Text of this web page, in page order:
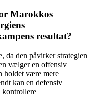
Marokkos
resultat?
da den påvirker strategien
vælger en offensiv
holdet være mere
kan en defensiv
kontrollere